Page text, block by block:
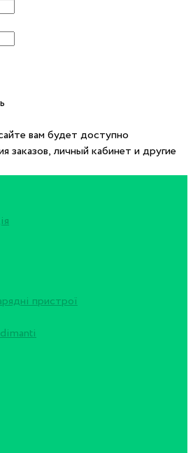
вам будет доступно
заказов, личный кабинет и другие
пристрої